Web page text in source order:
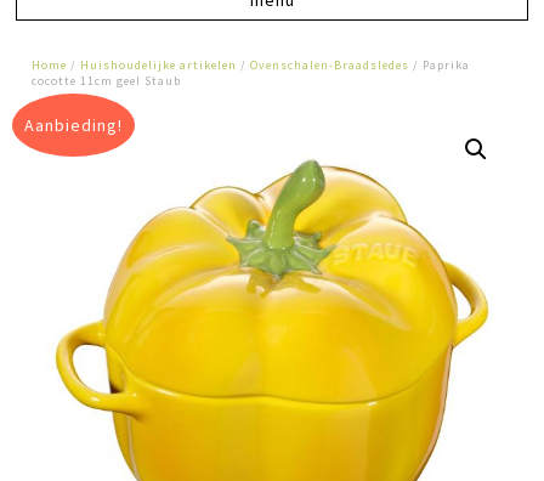
Home / Huishoudelijke artikelen /Ovenschalen-Braadsledes / Paprika
cocotte 11cm geel Staub
Aanbieding!